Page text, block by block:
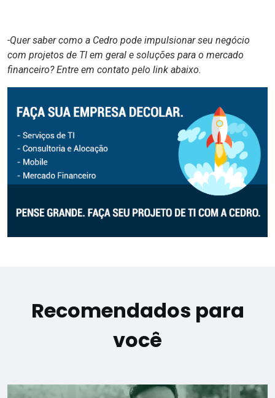
-Quer saber como a Cedro pode impulsionar seu negócio
com projetos de TI em geral e soluções para o mercado
financeiro? Entre em contato pelo link abaixo.
Recomendados para
você